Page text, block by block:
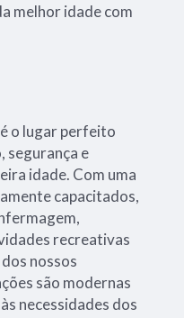
melhor idade com
o lugar perfeito
segurança e
idade. Com uma
capacitados,
recreativas
nossos
são modernas
necessidades dos